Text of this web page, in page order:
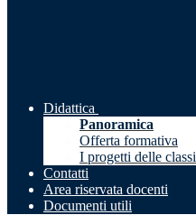
Didattica
Panoramica
Offerta formativa
I progetti delle classi
Contatti
Area riservata docenti
Documenti utili